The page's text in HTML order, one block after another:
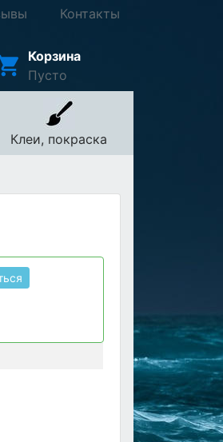
Контакты
Корзина
Пусто
Клеи, покраска